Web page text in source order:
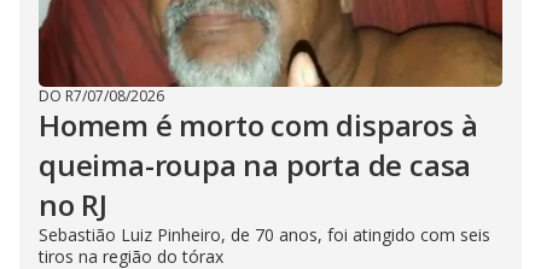
DO R7/07/08/2026
Homem é morto com disparos à
queima-roupa na porta de casa
no RJ
Sebastião Luiz Pinheiro, de 70 anos, foi atingido com seis
tiros na região do tórax